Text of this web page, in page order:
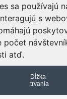
sa používajú
s
počet
atď.
Dĺžka
trvania